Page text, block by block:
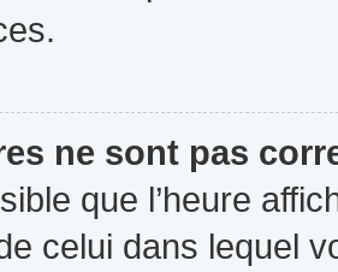
ne sont pas
que l’heure
celui dans lequel